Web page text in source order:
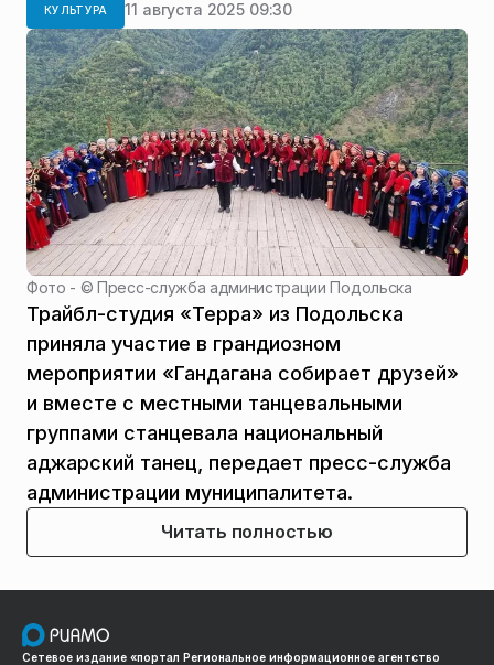
КУЛЬТУРА 11 августа 2025 09:30
Фото - ©Пресс-служба администрации Подольска
Трайбл-студия «Терра» из Подольска
приняла участие в грандиозном
мероприятии «Гандагана собирает друзей»
и вместе с местными танцевальными
группами станцевала национальный
аджарский танец, передает пресс-служба
администрации муниципалитета.
Читать полностью
Сетевое издание «портал Региональное информационное агентство